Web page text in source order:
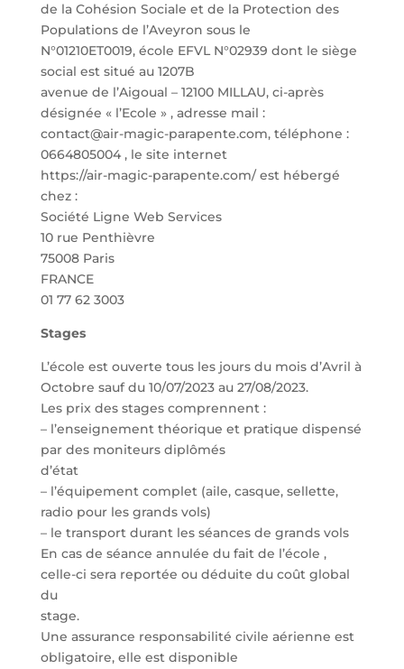
de la Cohésion Sociale et de la Protection des
Populations de l’Aveyron sous le
N°01210ET0019, école EFVL N°02939 dont le siège
social est situé au 1207B
avenue de l’Aigoual – 12100 MILLAU, ci-après
désignée « l’Ecole » , adresse mail :
contact@air-magic-parapente.com, téléphone :
0664805004 , le site internet
https://air-magic-parapente.com/ est hébergé
chez :
Société Ligne Web Services
10 rue Penthièvre
75008 Paris
FRANCE
01 77 62 3003
Stages
L’école est ouverte tous les jours du mois d’Avril à
Octobre sauf du 10/07/2023 au 27/08/2023.
Les prix des stages comprennent :
– l’enseignement théorique et pratique dispensé
par des moniteurs diplômés
d’état
– l’équipement complet (aile, casque, sellette,
radio pour les grands vols)
– le transport durant les séances de grands vols
En cas de séance annulée du fait de l’école ,
celle-ci sera reportée ou déduite du coût global
du
stage.
Une assurance responsabilité civile aérienne est
obligatoire, elle est disponible